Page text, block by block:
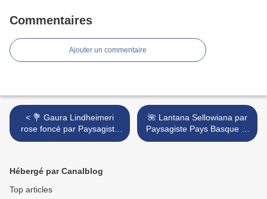
Commentaires
Ajouter un commentaire
< 💐 Gaura Lindheimeri
rose foncé par Paysagiste
Pays Basque, Paysagiste
🌺 Lantana Sellowiana par
Paysagiste Pays Basque et
Paysagiste Landes. >
Hébergé par Canalblog
Top articles